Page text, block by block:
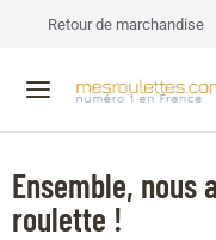
Retour de marchandise
Ensemble, nous
roulette !